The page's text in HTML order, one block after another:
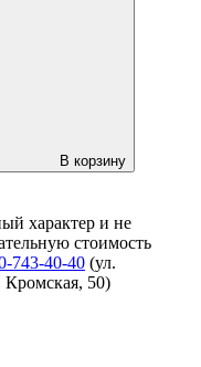
В корзину
характер и не
стоимость
743-40-40 (ул.
Кромская, 50)